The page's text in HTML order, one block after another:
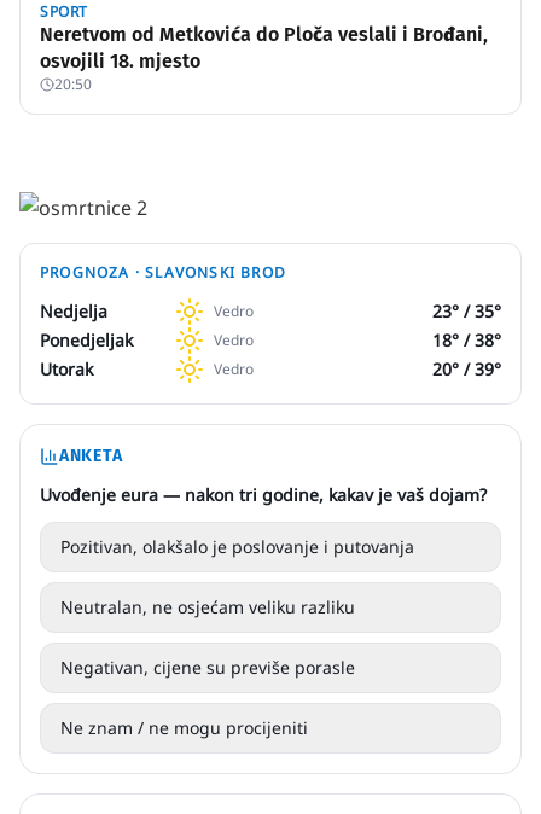
SPORT
Neretvom od Metkovića do Ploča veslali i Brođani,
osvojili 18. mjesto
20:50
PROGNOZA ·SLAVONSKI BROD
Nedjelja Vedro 23° /35°
Ponedjeljak
Vedro 18° /38°
Utorak
Vedro 20° /39°
ANKETA
Uvođenje eura — nakon tri godine, kakav je vaš dojam?
Pozitivan, olakšalo je poslovanje i putovanja
Neutralan, ne osjećam veliku razliku
Negativan, cijene su previše porasle
Ne znam / ne mogu procijeniti